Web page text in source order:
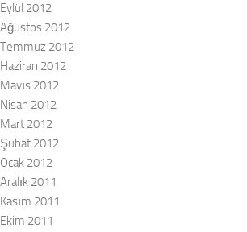
Eylül 2012
Ağustos 2012
Temmuz 2012
Haziran 2012
Mayıs 2012
Nisan 2012
Mart 2012
Şubat 2012
Ocak 2012
Aralık 2011
Kasım 2011
Ekim 2011